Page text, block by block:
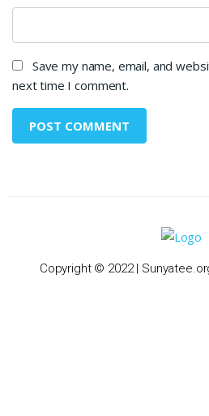
Save my name, email, and
next time I comment.
Copyright © 2022 |